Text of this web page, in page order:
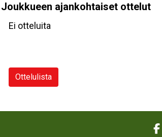
Joukkueen ajankohtaiset ottelut
Ei otteluita
Ottelulista